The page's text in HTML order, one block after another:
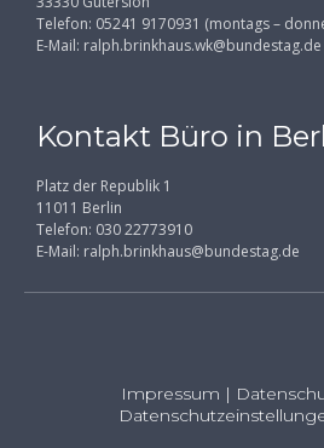
Telefon: 05241 9170931 (montags –
E-Mail: ralph.brinkhaus.wk@bundestag.de
Kontakt Büro in
Platz der Republik 1
11011 Berlin
Telefon: 030 22773910
E-Mail: ralph.brinkhaus@bundestag.de
Impressum |